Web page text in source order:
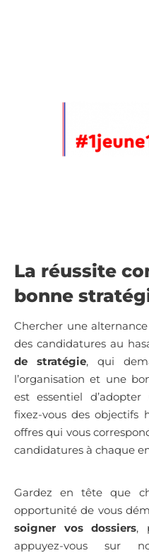
La réussite
bonne
Chercher une
des candidatures au
de stratégie, qui
l’organisation et une
est essentiel d’adopter
fixez-vous des objectifs
offres qui vous
candidatures à chaque
Gardez en tête que
opportunité de vous
soigner vos dossiers,
appuyez-vous sur